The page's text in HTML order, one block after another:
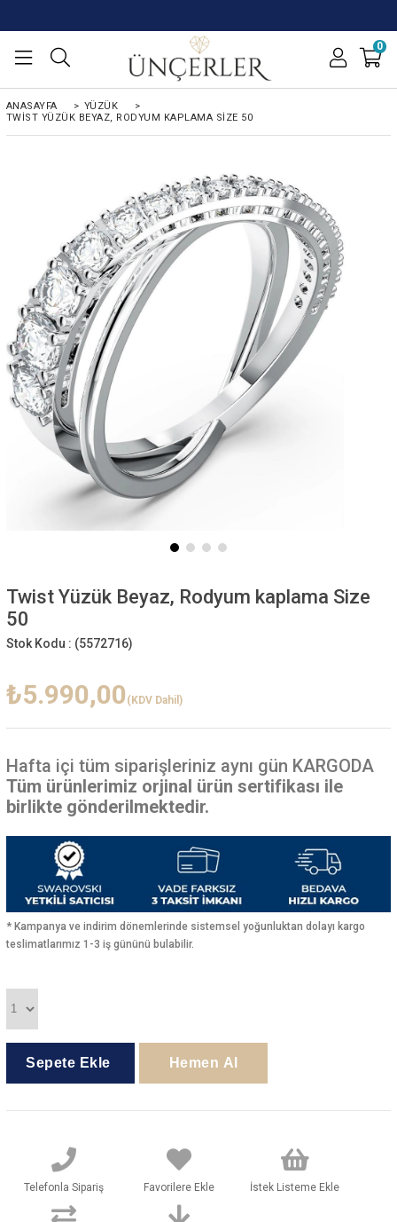
0
ANASAYFA > YÜZÜK
>
TWIST YÜZÜK BEYAZ, RODYUM KAPLAMA SIZE 50
Twist Yüzük Beyaz, Rodyum kaplama Size
50
Stok Kodu : (5572716)
₺5.990,00 (KDV Dahil)
Hafta içi tüm siparişleriniz aynı gün KARGODA
Tüm ürünlerimiz orjinal ürün sertifikası ile
birlikte gönderilmektedir.
* Kampanya ve indirim dönemlerinde sistemsel yoğunluktan dolayı kargo
teslimatlarımız 1-3 iş gününü bulabilir.
Telefonla Sipariş Favorilere Ekle İstek Listeme Ekle